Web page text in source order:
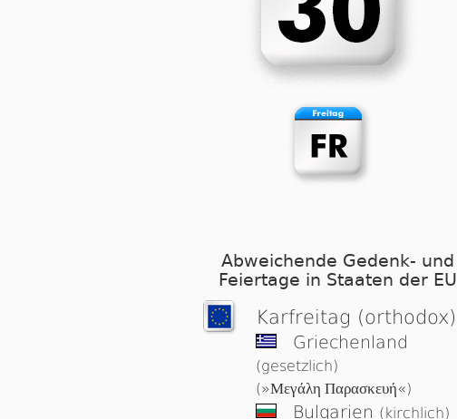
Abweichende Gedenk- und
Feiertage in Staaten der EU
Karfreitag (orthodox)
Griechenland
(gesetzlich)
(»Μεγάλη Παρασκευή«)
Bulgarien (kirchlich)